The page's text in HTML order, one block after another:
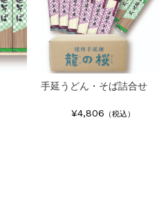
手延うどん・そば詰合せ
¥4,806 （税込）